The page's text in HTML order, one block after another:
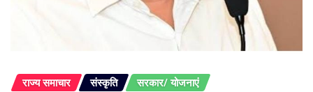
राज्य समाचार संस्कृति सरकार/ योजनाएं